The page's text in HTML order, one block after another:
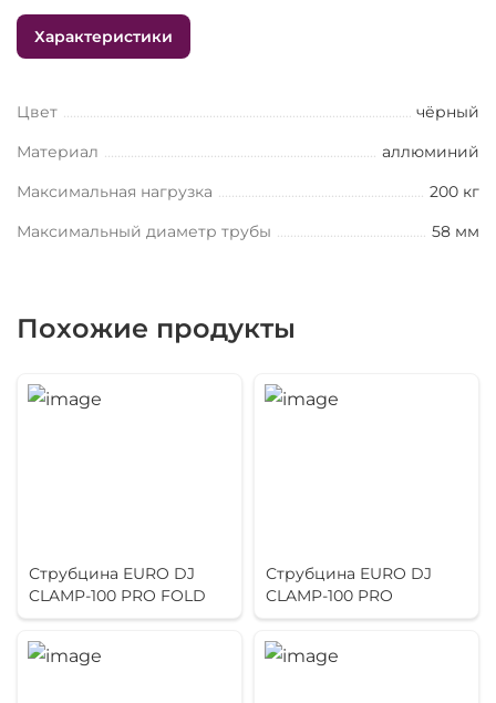
Характеристики
Цвет
чёрный
Материал
аллюминий
Максимальная нагрузка
200 кг
Максимальный диаметр трубы
58 мм
Похожие продукты
Струбцина EURO DJ
CLAMP-100 PRO FOLD
Струбцина EURO DJ
CLAMP-100 PRO